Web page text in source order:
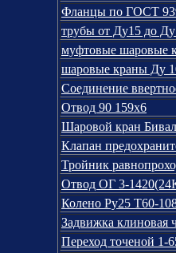
Фланцы по ГОСТ
трубы от Ду15 до
муфтовые шаровые
шаровые краны Ду
Соединение
Отвод 90 159х6
Шаровой кран
Клапан
Тройник
Отвод ОГ 3-
Колено Pу25 Т60-
Задвижка клиновая
Переход точеной 1-